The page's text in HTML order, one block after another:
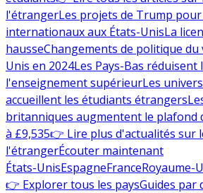
l'étrangerLes projets de Trump
internationaux aux États-UnisLa
hausseChangements de politique du
Unis en 2024Les Pays-Bas réduisent
l'enseignement supérieurLes
accueillent les étudiants étrangers
britanniques augmentent le plafond
à £9,535👉 Lire plus d'actualités sur
l'étrangerÉcouter maintenant
États-UnisEspagneFranceRoyaume-
👉 Explorer tous les paysGuides par